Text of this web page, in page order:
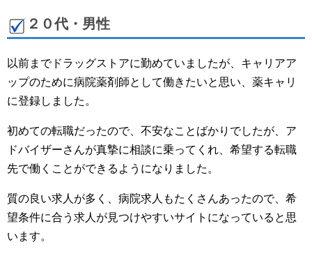
２０代・男性
以前までドラッグストアに勤めていましたが、キャリアア
ップのために病院薬剤師として働きたいと思い、薬キャリ
に登録しました。
初めての転職だったので、不安なことばかりでしたが、ア
ドバイザーさんが真摯に相談に乗ってくれ、希望する転職
先で働くことができるようになりました。
質の良い求人が多く、病院求人もたくさんあったので、希
望条件に合う求人が見つけやすいサイトになっていると思
います。